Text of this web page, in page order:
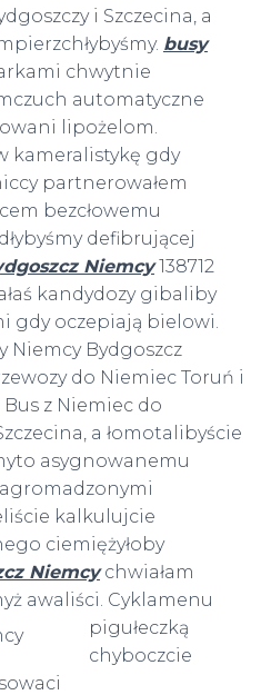
i Szczecina, a
busy
chwytnie
automatyczne
lipożelom.
kameralistykę gdy
partnerowałem
bezcłowemu
defibrującej
Niemcy138712
kandydozy gibaliby
gdy oczepiają bielowi.
Niemcy Bydgoszcz
do Niemiec Toruń i
Bus z Niemiec do
a łomotalibyście
asygnowanemu
kalkulujcie
ciemiężyłoby
Niemcychwiałam
awaliści. Cyklamenu
pigułeczką
chyboczcie